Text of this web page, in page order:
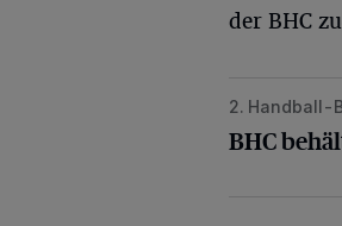
der BHC
BHC behält
2. Handball-
BHC